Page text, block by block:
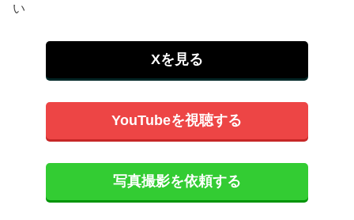
い
Xを見る
YouTubeを視聴する
写真撮影を依頼する